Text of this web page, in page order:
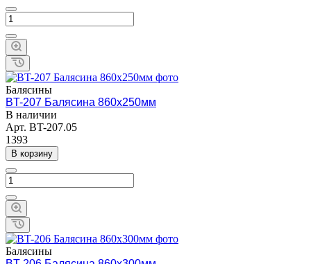
Балясины
BT-207 Балясина 860х250мм
В наличии
Арт. BT-207.05
1393
В корзину
Балясины